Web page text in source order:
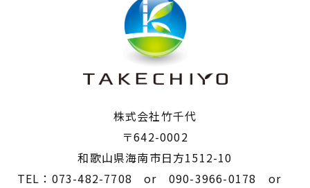
株式会社竹千代
〒642-0002
​​​​​​​和歌山県海南市日方1512-10
TEL：073-482-7708 or 090-3966-0178 or